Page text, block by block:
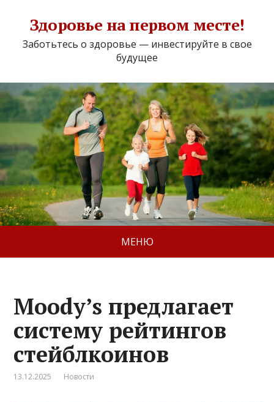
Здоровье на первом месте!
Заботьтесь о здоровье — инвестируйте в свое
будущее
МЕНЮ
Moody’s предлагает
систему рейтингов
стейблкоинов
13.12.2025 Новости